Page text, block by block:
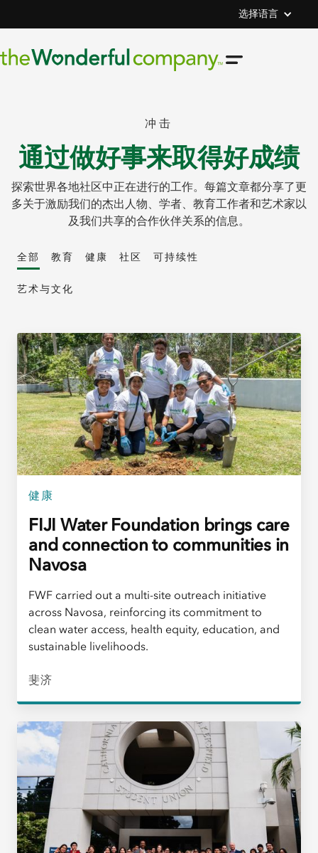
选择语言
冲击
通过做好事来取得好成绩
探索世界各地社区中正在进行的工作。每篇文章都分享了更
多关于激励我们的杰出人物、学者、教育工作者和艺术家以
及我们共享的合作伙伴关系的信息。
全部 教育 健康 社区 可持续性
艺术与文化
健康
FIJI Water Foundation brings care
and connection to communities in
Navosa
FWF carried out a multi-site outreach initiative
across Navosa, reinforcing its commitment to
clean water access, health equity, education, and
sustainable livelihoods.
斐济